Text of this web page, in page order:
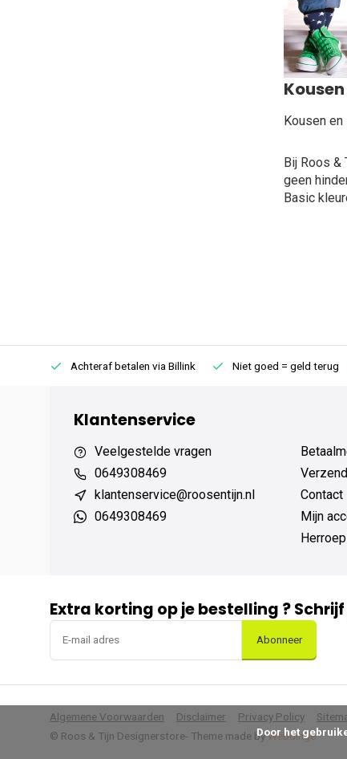
Kousen
Bij Roos &
geen
Basic
Achteraf betalen via Billink Niet goed = geld terug
Klantenservice
Veelgestelde vragen
0649308469
klantenservice@roosentijn.nl
0649308469
Contact
Mijn
Extra korting op je bestelling ?
Abonneer
Algemene Voorwaarden Disclaimer Privacy Policy
© Roos & Tijn Designerstore- Theme made byWebdinge
      Door het gebruiken van onze website, ga je akkoord met het gebruik van cookies om onze website te verbeteren.